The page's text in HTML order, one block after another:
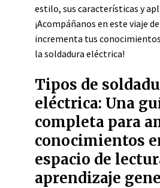
estilo, sus características y
¡Acompáñanos en este viaje
incrementa tus
la soldadura eléctrica!
Tipos de
eléctrica: Una
completa para
conocimientos
espacio de
aprendizaje